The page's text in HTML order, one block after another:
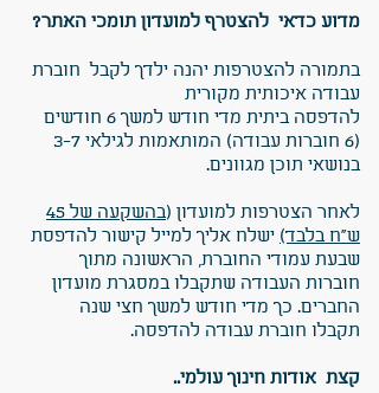
מדוע כדאי להצטרף למועדון תומכי האתר?
בתמורה להצטרפות יהנה ילדך לקבל חוברת
עבודה איכותית מקורית
להדפסה ביתית מדי חודש למשך 6 חודשים
(6 חוברות עבודה) המותאמות לגילאי 3-7
בנושאי תוכן מגוונים.
לאחר הצטרפות למועדון (
בהשקעה של 45
ש"ח בלבד) ישלח אליך למייל קישור להדפסת
שבעת עמודי החוברת, הראשונה מתוך
חוברות העבודה שתקבלו במסגרת מועדון
החברים. כך מדי חודש למשך חצי שנה
תקבלו חוברת עבודה להדפסה.
קצת אודות חינוך עולמי..